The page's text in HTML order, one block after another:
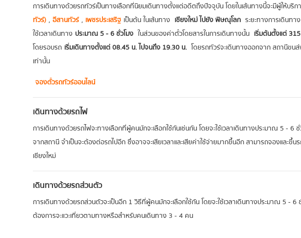
การเดินทางด้วยรถทัวร์เป็นทางเลือกที่นิยมเดินทางตั้งแต่อดีตถึงปัจจุบัน โดยในเส้นทางนี้จะมีผู้ให้บริก
ทัวร์) , อีสานทัวร์ , เพชรประเสริฐ เป็นต้น ในเส้นทาง เชียงใหม่ ไปยัง พิษณุโลก ระยะทางการเดินทาง
ใช้เวลาเดินทาง ประมาณ 5 - 6 ชั่วโมง ในส่วนของค่าตั๋วโดยสารในการเดินทางนั้น เริ่มต้นตั้งแต่
โดยรอบรถ เริ่มเดินทางตั้งแต่ 08.45 น. ไปจนถึง 19.30 น. โดยรถทัวร์จะเดินทางออกจาก สถานีขน
เท่านั้น
จองตั๋วรถทัวร์ออนไลน์
เดินทางด้วยรถไฟ
การเดินทางด้วยรถไฟจะทางเลือกที่ผู้คนมักจะเลือกใช้กันเช่นกัน โดยจะใช้เวลาเดินทางประมาณ 5 - 6
จากสถานี จำเป็นจะต้องต่อรถไปอีก ซึ่งอาจจะเสียเวลาและเสียค่าใช้จ่ายมากขึ้นอีก สามารถจองและขึ้
เชียงใหม่
เดินทางด้วยรถส่วนตัว
การเดินทางด้วยรถส่วนตัวจะเป็นอีก 1 วิธีที่ผู้คนมักจะเลือกใช้กัน โดยจะใช้เวลาเดินทางประมาณ 5 - 6
ต้องการจะแวะเที่ยวตามทางหรือสำหรับคนเดินทาง 3 - 4 คน